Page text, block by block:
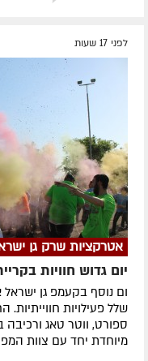
לפני 17 שעות
אטרקציות שרק גן
יום גדוש חוויות
ום נוסף בקעמפ גן
שלל פעילויות
ספורט, ווטר טאג
מיוחדת יחד עם צוות